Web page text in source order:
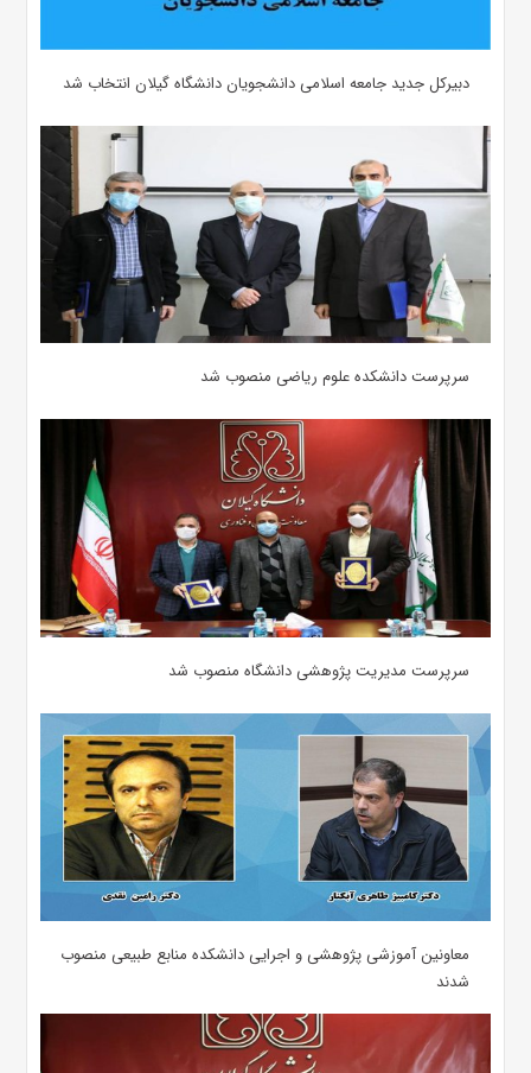
دبیرکل جدید جامعه اسلامی دانشجویان دانشگاه گیلان انتخاب شد
سرپرست دانشکده علوم ریاضی منصوب شد
سرپرست مدیریت پژوهشی دانشگاه منصوب شد
معاونین آموزشی پژوهشی و اجرایی دانشکده منابع طبیعی منصوب
شدند